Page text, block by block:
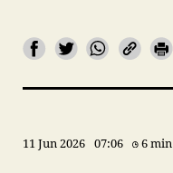
11 Jun 2026 07:06 6 min